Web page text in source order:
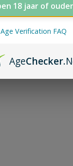
18 jaar of ouder
Age Verification FAQ
AgeChecker